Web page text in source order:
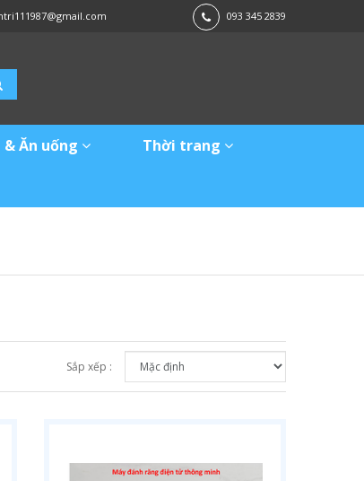
093 345 2839
Ăn uống Thời trang
Sắp xếp :